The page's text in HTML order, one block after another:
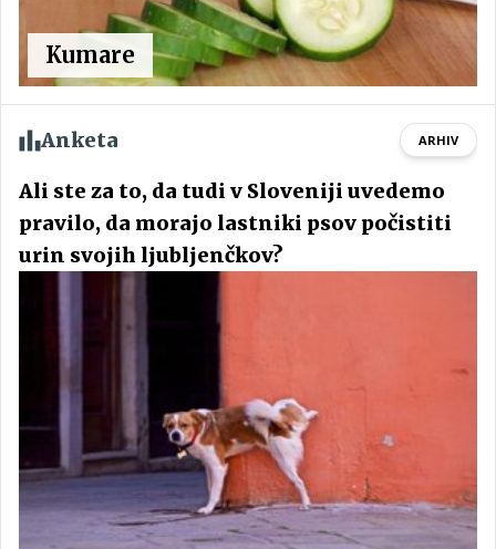
Kumare
Anketa ARHIV
Ali ste za to, da tudi v Sloveniji uvedemo
pravilo, da morajo lastniki psov počistiti
urin svojih ljubljenčkov?